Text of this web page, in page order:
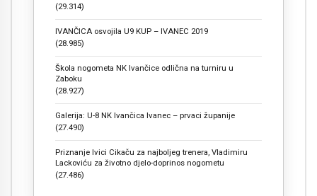
(29.314)
IVANČICA osvojila U9 KUP – IVANEC 2019
(28.985)
Škola nogometa NK Ivančice odlična na turniru u
Zaboku
(28.927)
Galerija: U-8 NK Ivančica Ivanec – prvaci županije
(27.490)
Priznanje Ivici Cikaču za najboljeg trenera, Vladimiru
Lackoviću za životno djelo-doprinos nogometu
(27.486)